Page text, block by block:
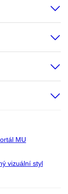
MU
vizuální styl